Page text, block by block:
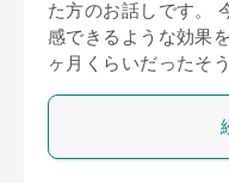
た方のお話しです。
感できるような効果
ヶ月くらいだったそ